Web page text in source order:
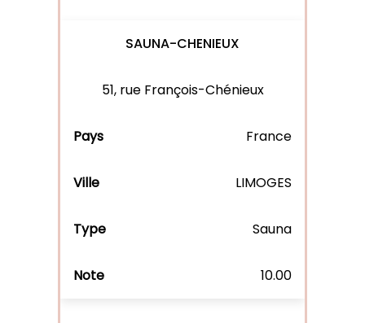
SAUNA-CHENIEUX
51, rue François-Chénieux
France
LIMOGES
Sauna
10.00